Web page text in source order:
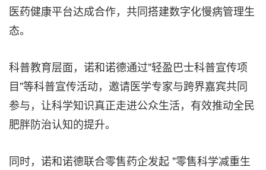
医药健康平台达成合作，共同搭建数字化慢病管理生
态。
科普教育层面，诺和诺德通过"轻盈巴士科普宣传项
目"等科普宣传活动，邀请医学专家与跨界嘉宾共同
参与，让科学知识真正走进公众生活，有效推动全民
肥胖防治认知的提升。
同时，诺和诺德联合零售药企发起 "零售科学减重生